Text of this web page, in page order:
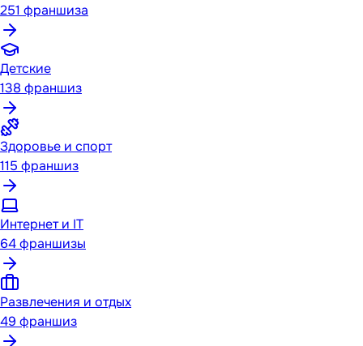
251 франшиза
Детские
138 франшиз
Здоровье и спорт
115 франшиз
Интернет и IT
64франшизы
Развлечения и отдых
49 франшиз